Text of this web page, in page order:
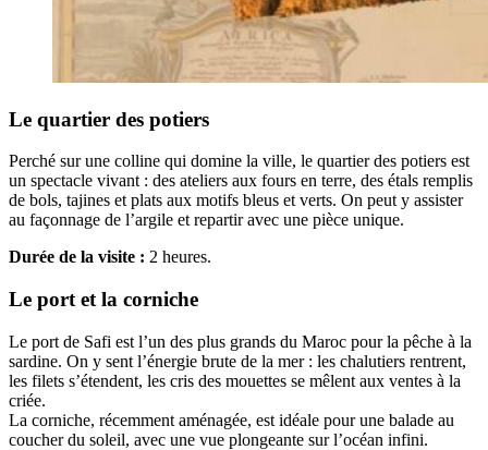
Le quartier des potiers
Perché sur une colline qui domine la ville, le quartier des potiers est
un spectacle vivant : des ateliers aux fours en terre, des étals remplis
de bols, tajines et plats aux motifs bleus et verts. On peut y assister
au façonnage de l’argile et repartir avec une pièce unique.
Durée de la visite : 2 heures.
Le port et la corniche
Le port de Safi est l’un des plus grands du Maroc pour la pêche à la
sardine. On y sent l’énergie brute de la mer : les chalutiers rentrent,
les filets s’étendent, les cris des mouettes se mêlent aux ventes à la
criée.
La corniche, récemment aménagée, est idéale pour une balade au
coucher du soleil, avec une vue plongeante sur l’océan infini.